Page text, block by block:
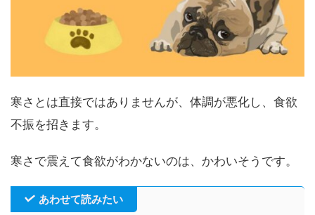
寒さとは直接ではありませんが、体調が悪化し、食欲
不振を招きます。
寒さで震えて食欲がわかないのは、かわいそうです。
あわせて読みたい